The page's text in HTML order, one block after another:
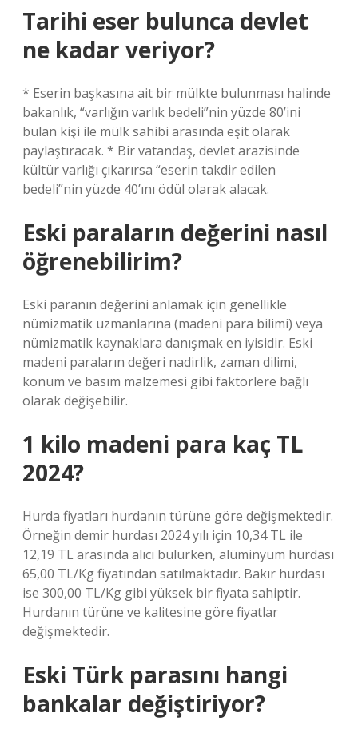
Tarihi eser bulunca devlet
ne kadar veriyor?
* Eserin başkasına ait bir mülkte bulunması halinde
bakanlık, “varlığın varlık bedeli”nin yüzde 80’ini
bulan kişi ile mülk sahibi arasında eşit olarak
paylaştıracak. * Bir vatandaş, devlet arazisinde
kültür varlığı çıkarırsa “eserin takdir edilen
bedeli”nin yüzde 40’ını ödül olarak alacak.
Eski paraların değerini nasıl
öğrenebilirim?
Eski paranın değerini anlamak için genellikle
nümizmatik uzmanlarına (madeni para bilimi) veya
nümizmatik kaynaklara danışmak en iyisidir. Eski
madeni paraların değeri nadirlik, zaman dilimi,
konum ve basım malzemesi gibi faktörlere bağlı
olarak değişebilir.
1 kilo madeni para kaç TL
2024?
Hurda fiyatları hurdanın türüne göre değişmektedir.
Örneğin demir hurdası 2024 yılı için 10,34 TL ile
12,19 TL arasında alıcı bulurken, alüminyum hurdası
65,00 TL/Kg fiyatından satılmaktadır. Bakır hurdası
ise 300,00 TL/Kg gibi yüksek bir fiyata sahiptir.
Hurdanın türüne ve kalitesine göre fiyatlar
değişmektedir.
Eski Türk parasını hangi
bankalar değiştiriyor?